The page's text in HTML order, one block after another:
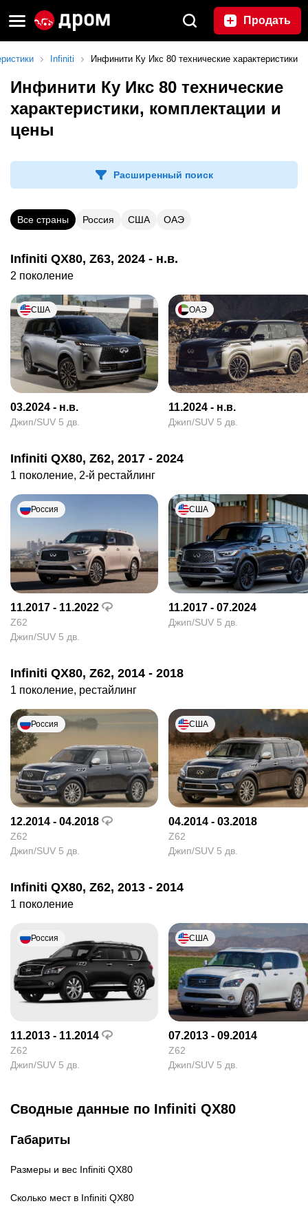
Продать
Infiniti Инфинити Ку Икс 80 технические характеристики
Инфинити Ку Икс 80 технические
характеристики, комплектации и
цены
Расширенный поиск
Все страны Россия США ОАЭ
Infiniti QX80, Z63, 2024 - н.в.
2 поколение
США
03.2024 - н.в.
Джип/SUV 5 дв.
ОАЭ
11.2024 - н.в.
Джип/SUV 5 дв.
Infiniti QX80, Z62, 2017 - 2024
1 поколение, 2-й рестайлинг
Россия
11.2017 - 11.2022
Z62
Джип/SUV 5 дв.
США
11.2017 - 07.2024
Джип/SUV 5 дв.
Infiniti QX80, Z62, 2014 - 2018
1 поколение, рестайлинг
Россия
12.2014 - 04.2018
Z62
Джип/SUV 5 дв.
США
04.2014 - 03.2018
Z62
Джип/SUV 5 дв.
Infiniti QX80, Z62, 2013 - 2014
1 поколение
Россия
11.2013 - 11.2014
Z62
Джип/SUV 5 дв.
США
07.2013 - 09.2014
Z62
Джип/SUV 5 дв.
Сводные данные по Infiniti QX80
Габариты
Размеры и вес Infiniti QX80
Сколько мест в Infiniti QX80